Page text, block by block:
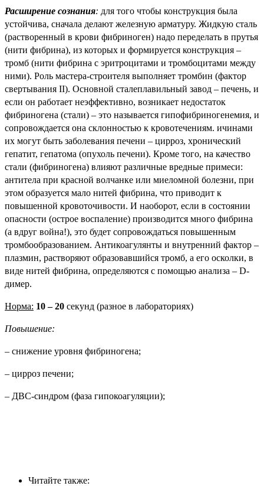
Расширение сознания: для того чтобы конструкция была
устойчива, сначала делают железную арматуру. Жидкую сталь
(растворенный в крови фибриноген) надо переделать в прутья
(нити фибрина), из которых и формируется конструкция –
тромб (нити фибрина с эритроцитами и тромбоцитами между
ними). Роль мастера-строителя выполняет тромбин (фактор
свертывания II). Основной сталеплавильный завод – печень, и
если он работает неэффективно, возникает недостаток
фибриногена (стали) – это называется гипофибриногенемия, и
сопровождается она склонностью к кровотечениям. ичинами
их могут быть заболевания печени – цирроз, хронический
гепатит, гепатома (опухоль печени). Кроме того, на качество
стали (фибриногена) влияют различные вредные примеси:
антитела при красной волчанке или миеломной болезни, при
этом образуется мало нитей фибрина, что приводит к
повышенной кровоточивости. И наоборот, если в состоянии
опасности (острое воспаление) производится много фибрина
(а вдруг война!), это будет сопровождаться повышенным
тромбообразованием. Антикоагулянты и внутренний фактор –
плазмин, растворяют образовавшийся тромб, а его осколки, в
виде нитей фибрина, определяются с помощью анализа – D-
димер.
Норма: 10 – 20 секунд (разное в лабораториях)
Повышение:
– снижение уровня фибриногена;
– цирроз печени;
– ДВС-синдром (фаза гипокоагуляции);
Читайте также: